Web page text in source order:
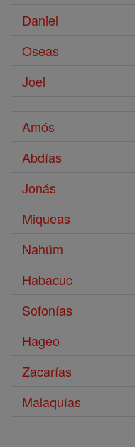
Daniel
Oseas
Joel
Amós
Abdías
Jonás
Miqueas
Nahúm
Habacuc
Sofonías
Hageo
Zacarías
Malaquías